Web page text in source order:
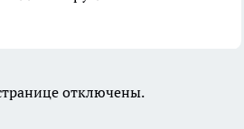
отключены.